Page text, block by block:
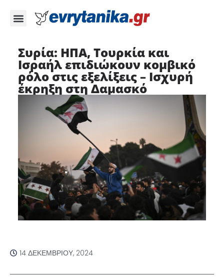
Συρία: ΗΠΑ, Τουρκία και
Ισραήλ επιδιώκουν κομβικό
ρόλο στις εξελίξεις – Ισχυρή
έκρηξη στη Δαμασκό
14 ΔΕΚΕΜΒΡΊΟΥ, 2024